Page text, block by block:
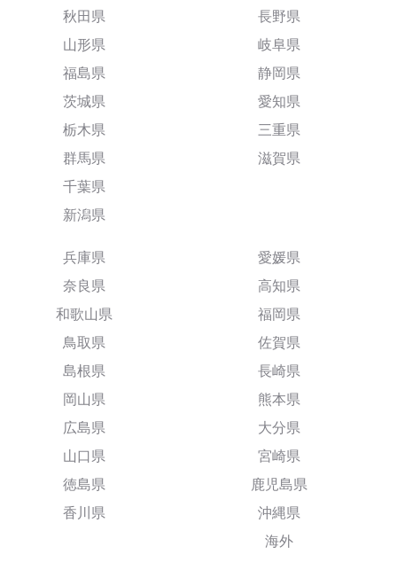
秋田県
山形県
福島県
茨城県
栃木県
群馬県
千葉県
新潟県
長野県
岐阜県
静岡県
愛知県
三重県
滋賀県
兵庫県
奈良県
和歌山県
鳥取県
島根県
岡山県
広島県
山口県
徳島県
香川県
愛媛県
高知県
福岡県
佐賀県
長崎県
熊本県
大分県
宮崎県
鹿児島県
沖縄県
海外